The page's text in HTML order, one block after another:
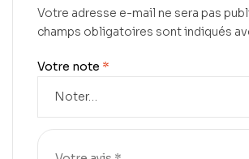
Votre adresse e-mail ne sera pas
champs obligatoires sont indiqués
Votre note *